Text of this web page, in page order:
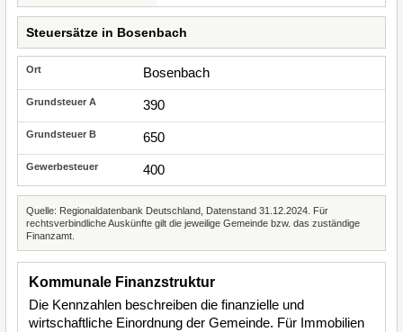
Steuersätze in Bosenbach
Bosenbach
390
650
400
Quelle: Regionaldatenbank Deutschland, Datenstand 31.12.2024. Für
rechtsverbindliche Auskünfte gilt die jeweilige Gemeinde bzw. das zuständige
Finanzamt.
Kommunale Finanzstruktur
Die Kennzahlen beschreiben die finanzielle und
wirtschaftliche Einordnung der Gemeinde. Für Immobilien